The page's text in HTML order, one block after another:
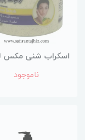
اسکراب شنی مکس
ناموجود